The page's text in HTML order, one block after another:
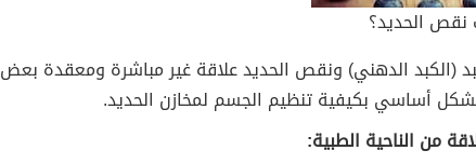
الحديد؟
(الكبد الدهني) ونقص الحديد علاقة غير مباشرة ومعقدة بعض
أساسي بكيفية تنظيم الجسم لمخازن الحديد.
من الناحية الطبية: